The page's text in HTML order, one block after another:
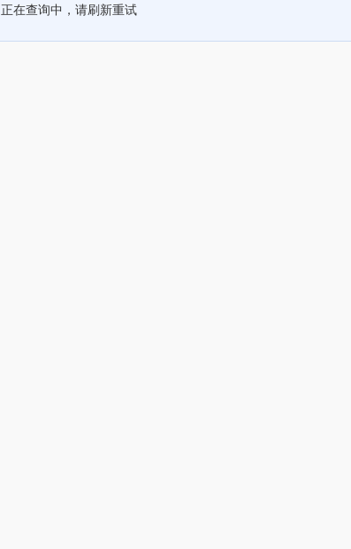
正在查询中，请刷新重试